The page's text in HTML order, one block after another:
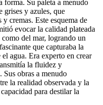
forma. Su paleta a menudo
grises y azules, que
cremas. Este esquema de
evocar la calidad plateada
del mar, logrando un
que capturaba la
agua. Era experto en crear
la fluidez y
Sus obras a menudo
la realidad observada y la
para destilar la